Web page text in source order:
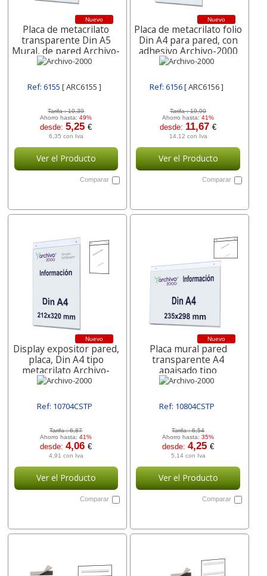
Nuevo
Placa de metacrilato
transparente Din A5
Mural, de pared Archivo-
2000
Ref: 6155[ ARC6155 ]
Tarifa :10,39
Ahorro hasta:49%
desde:5,25€
6,35 con Iva
Ver el Producto
Comparar
Nuevo
Placa de metacrilato folio
Din A4 para pared, con
adhesivo Archivo-2000
Ref: 6156[ ARC6156 ]
Tarifa :19,90
Ahorro hasta:41%
desde: 11,67€
14,12 con Iva
Ver el Producto
Comparar
Nuevo
Display expositor pared,
placa, Din A4 tipo
metacrilato Archivo-
2000
Ref: 10704CSTP
Tarifa :6,87
Ahorro hasta:41%
desde:4,06€
4,91 con Iva
Ver el Producto
Comparar
Nuevo
Placa mural pared
transparente A4
apaisado tipo
metacrilato Archivo-
Ref: 10804CSTP
Tarifa :6,54
Ahorro hasta:35%
desde:4,25€
5,14 con Iva
Ver el Producto
Comparar